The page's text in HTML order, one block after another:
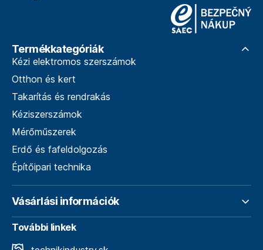
Termékkategóriák
Kézi elektromos szerszámok
Otthon és kert
Takarítás és rendrakás
Kéziszerszámok
Mérőműszerek
Erdő és fafeldolgozás
Építőipari technika
Vásárlási információk
További linkek